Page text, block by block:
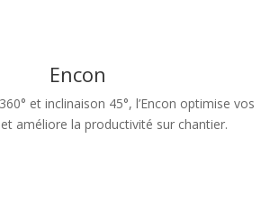
Encon
et inclinaison 45°, l’Encon optimise vos
améliore la productivité sur chantier.